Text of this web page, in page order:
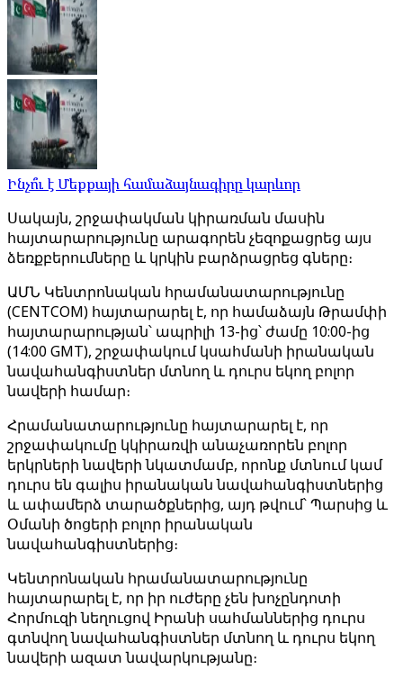
Ինչո՞ւ է Մեքքայի համաձայնագիրը կարևոր
Սակայն, շրջափակման կիրառման մասին
հայտարարությունը արագորեն չեզոքացրեց այս
ձեռքբերումները և կրկին բարձրացրեց գները։
ԱՄՆ Կենտրոնական հրամանատարությունը
(CENTCOM) հայտարարել է, որ համաձայն Թրամփի
հայտարարության՝ ապրիլի 13-ից՝ ժամը 10:00-ից
(14:00 GMT), շրջափակում կսահմանի իրանական
նավահանգիստներ մտնող և դուրս եկող բոլոր
նավերի համար։
Հրամանատարությունը հայտարարել է, որ
շրջափակումը կկիրառվի անաչառորեն բոլոր
երկրների նավերի նկատմամբ, որոնք մտնում կամ
դուրս են գալիս իրանական նավահանգիստներից
և ափամերձ տարածքներից, այդ թվում՝ Պարսից և
Օմանի ծոցերի բոլոր իրանական
նավահանգիստներից։
Կենտրոնական հրամանատարությունը
հայտարարել է, որ իր ուժերը չեն խոչընդոտի
Հորմուզի նեղուցով Իրանի սահմաններից դուրս
գտնվող նավահանգիստներ մտնող և դուրս եկող
նավերի ազատ նավարկությանը։